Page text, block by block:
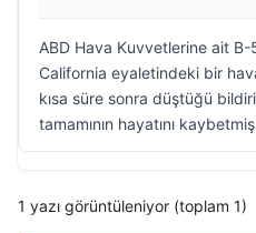
ABD Hava Kuvvetlerine ait B-
California eyaletindeki bir
kısa süre sonra düştüğü
tamamının hayatını
1 yazı görüntüleniyor (toplam 1)